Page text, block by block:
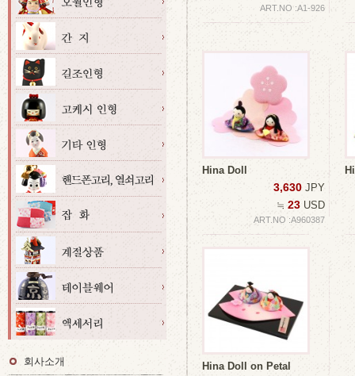
ART.NO :A1-926
Hina Doll
3,630 JPY
≒ 23 USD
ART.NO :A960387
Hina Doll on Petal
회사소개